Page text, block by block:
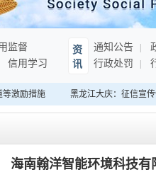
监督
信用学习
资
讯
通知公告
行政处罚
激励措施 黑龙江大庆：征信宣传
海南翰洋智能环境科技有